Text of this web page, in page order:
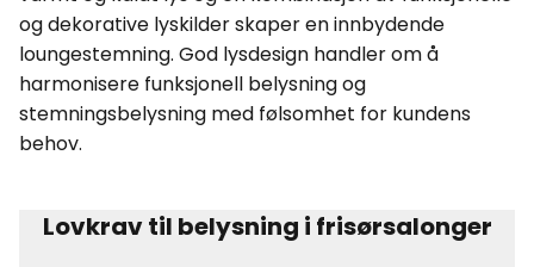
og dekorative lyskilder skaper en innbydende
loungestemning. God lysdesign handler om å
harmonisere funksjonell belysning og
stemningsbelysning med følsomhet for kundens
behov.
Lovkrav til belysning i frisørsalonger